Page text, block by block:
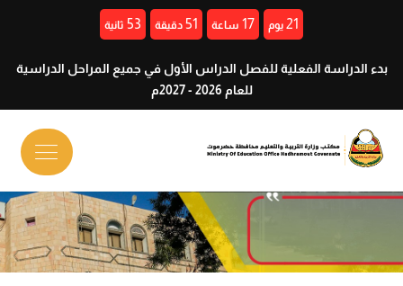
21 يوم 17 ساعة 51 دقيقة 53 ثانية
بدء الدراسة الفعلية للفصل الدراس الأول في جميع المراحل الدراسية
للعام 2026 - 2027م